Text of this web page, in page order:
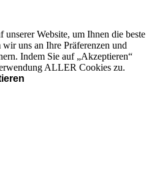
Website, um Ihnen die beste
uns an Ihre Präferenzen und
Indem Sie auf „Akzeptieren“
ALLER Cookies zu.